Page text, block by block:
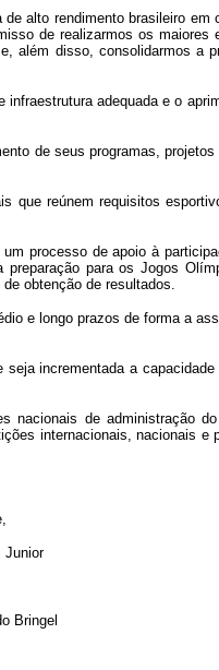
alto rendimento brasileiro
de realizarmos os
além disso, consolidarmos a
adequada e o
de seus programas,
reúnem requisitos
processo de apoio à
para os Jogos
obtenção de resultados.
e longo prazos de forma a
incrementada a
de administração
internacionais, nacionais
Junior
Bringel